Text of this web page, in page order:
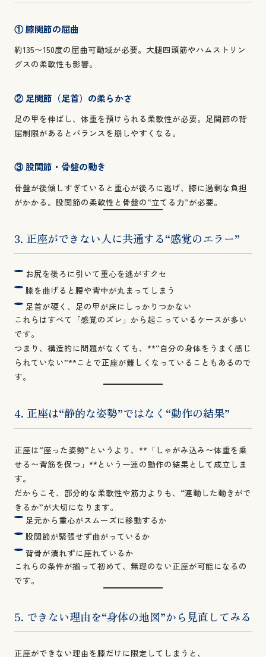
① 膝関節の屈曲
約135〜150度の屈曲可動域が必要。大腿四頭筋やハムストリン
グスの柔軟性も影響。
② 足関節（足首）の柔らかさ
足の甲を伸ばし、体重を預けられる柔軟性が必要。足関節の背
屈制限があるとバランスを崩しやすくなる。
③ 股関節・骨盤の動き
骨盤が後傾しすぎていると重心が後ろに逃げ、膝に過剰な負担
がかかる。股関節の柔軟性と骨盤の“立てる力”が必要。
3. 正座ができない人に共通する“感覚のエラー”
お尻を後ろに引いて重心を逃がすクセ
膝を曲げると腰や背中が丸まってしまう
足首が硬く、足の甲が床にしっかりつかない
これらはすべて「感覚のズレ」から起こっているケースが多い
です。
つまり、構造的に問題がなくても、**“自分の身体をうまく感じ
られていない”**ことで正座が難しくなっていることもあるので
す。
4. 正座は“静的な姿勢”ではなく“動作の結果”
正座は“座った姿勢”というより、**「しゃがみ込み〜体重を乗
せる〜背筋を保つ」**という一連の動作の結果として成立しま
す。
だからこそ、部分的な柔軟性や筋力よりも、“連動した動きがで
きるか”が大切になります。
足元から重心がスムーズに移動するか
股関節が緊張せず曲がっているか
背骨が潰れずに座れているか
これらの条件が揃って初めて、無理のない正座が可能になるの
です。
5. できない理由を“身体の地図”から見直してみる
正座ができない理由を膝だけに限定してしまうと、